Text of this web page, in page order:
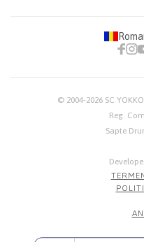
© 2004-2026 SC
Reg.
Sapte